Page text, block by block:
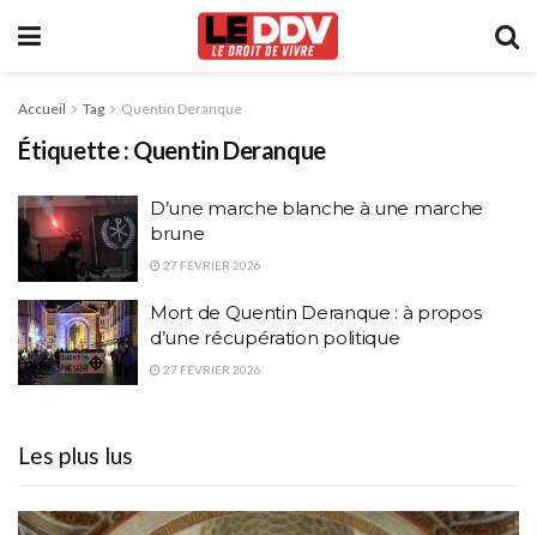
Accueil Tag Quentin Deranque
Étiquette : Quentin Deranque
D’une marche blanche à une marche
brune
27 FÉVRIER 2026
Mort de Quentin Deranque : à propos
d’une récupération politique
27 FÉVRIER 2026
Les plus lus